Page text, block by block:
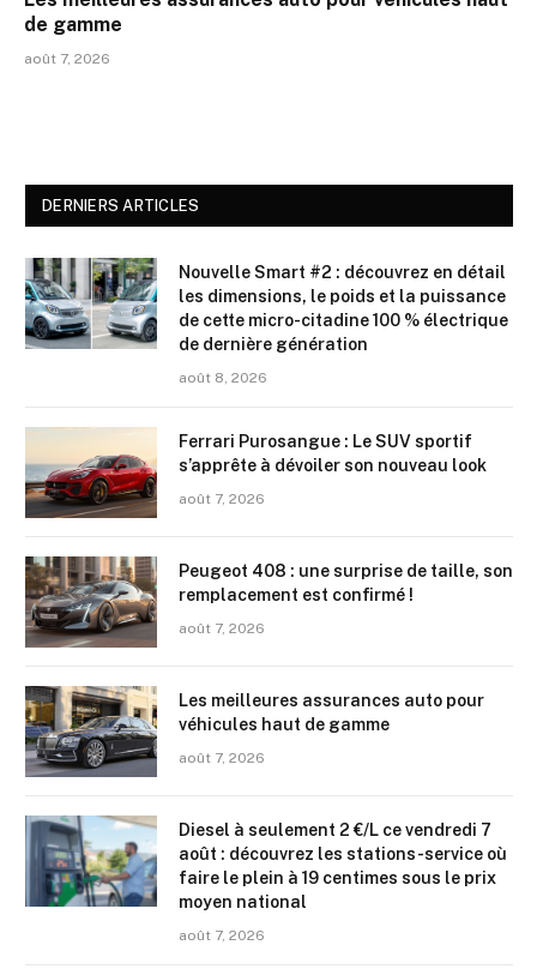
de gamme
août 7, 2026
DERNIERS ARTICLES
Nouvelle Smart #2 : découvrez en détail
les dimensions, le poids et la puissance
de cette micro-citadine 100 % électrique
de dernière génération
août 8, 2026
Ferrari Purosangue : Le SUV sportif
s’apprête à dévoiler son nouveau look
août 7, 2026
Peugeot 408 : une surprise de taille, son
remplacement est confirmé !
août 7, 2026
Les meilleures assurances auto pour
véhicules haut de gamme
août 7, 2026
Diesel à seulement 2 €/L ce vendredi 7
août : découvrez les stations-service où
faire le plein à 19 centimes sous le prix
moyen national
août 7, 2026